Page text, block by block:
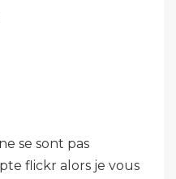
se sont pas
flickr alors je vous